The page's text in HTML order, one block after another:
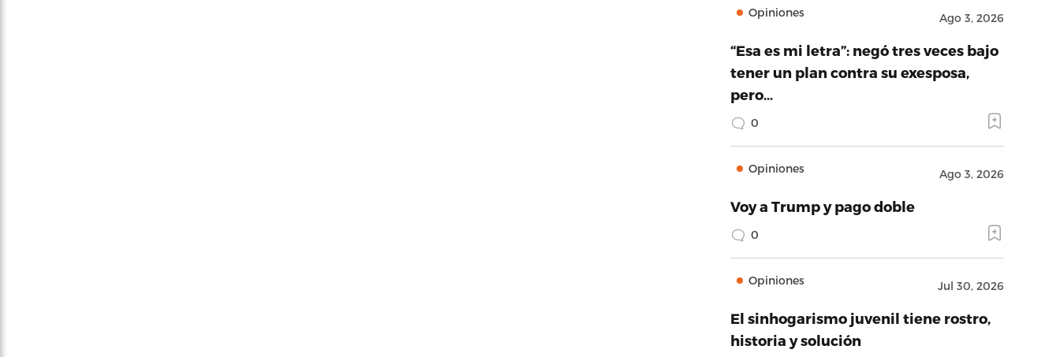
Opiniones Ago 3, 2026
“Esa es mi letra”: negó tres veces bajo
tener un plan contra su exesposa,
pero…
0
Opiniones Ago 3, 2026
Voy a Trump y pago doble
0
Opiniones Jul 30, 2026
El sinhogarismo juvenil tiene rostro,
historia y solución